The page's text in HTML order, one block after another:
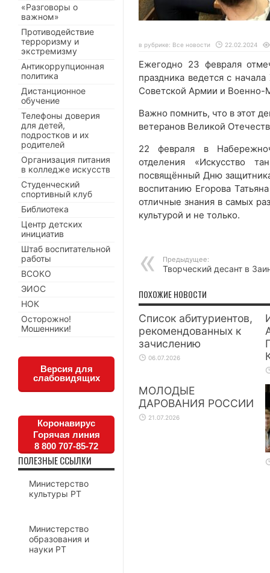
в рубрике: Все новости 22.02.2024
Ежегодно 23 февраля
праздника ведется с
Советской Армии и Военно-
Важно помнить, что в этот
ветеранов Великой
22 февраля в
отделения «Искусство
посвящённый Дню
воспитанию Егорова
отличные знания в самых
культурой и не только.
Предыдущее:
Творческий десант в
ПОХОЖИЕ НОВОСТИ
Список абитуриентов,
рекомендованных к
зачислению
06.07.2026
МОЛОДЫЕ
ДАРОВАНИЯ РОССИИ
21.07.2026
«Разговоры о
важном»
Противодействие
терроризму и
экстремизму
Антикоррупционная
политика
Дистанционное
обучение
Телефоны доверия
для детей,
подростков и их
родителей
Организация питания
в колледже искусств
Студенческий
спортивный клуб
Библиотека
Центр детских
инициатив
Штаб воспитательной
работы
ВСОКО
ЭИОС
НОК
Осторожно!
Мошенники!
Версия для
слабовидящих
Коронавирус
Горячая линия
8 800 707-85-72
ПОЛЕЗНЫЕ ССЫЛКИ
Министерство
культуры РТ
Министерство
образования и
науки РТ